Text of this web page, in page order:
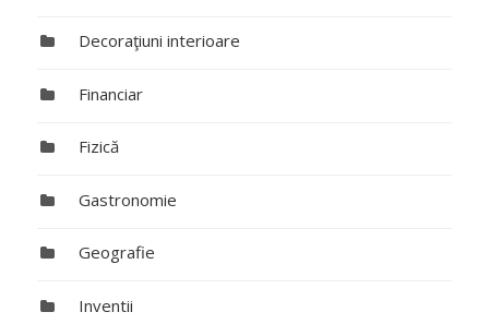
Decoraţiuni interioare
Financiar
Fizică
Gastronomie
Geografie
Inventii